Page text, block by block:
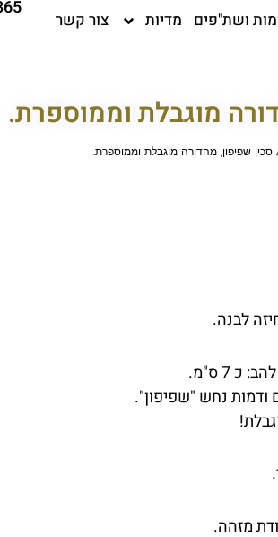
ושת"פים מדיות צור קשר
מוגבלת וממוספרת.
סכין שפיפון, מהדורה מוגבלת וממוספרת.
לבנה.
ודמות נחש "שפיפון".